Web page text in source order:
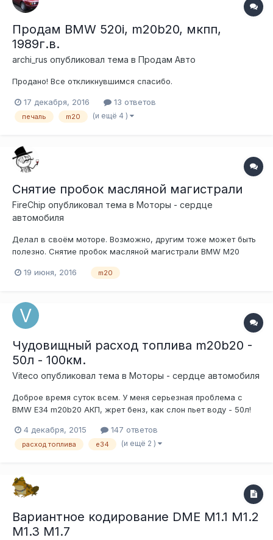
Продам BMW 520i, m20b20, мкпп,
1989г.в.
archi_rus опубликовал тема в Продам Авто
Продано! Все откликнувшимся спасибо.
17 декабря, 2016 13 ответов
печаль m20 (и ещё 4 )
Снятие пробок масляной магистрали
FireChip опубликовал тема в Моторы - сердце
автомобиля
Делал в своём моторе. Возможно, другим тоже может быть
полезно. Снятие пробок масляной магистрали BMW M20
(инструмент) Снятие пробок масляной магистрали BMW M20
19 июня, 2016 m20
Чудовищный расход топлива m20b20 -
50л - 100км.
Viteco опубликовал тема в Моторы - сердце автомобиля
Доброе время суток всем. У меня серьезная проблема с
BMW E34 m20b20 АКП, жрет бенз, как слон пьет воду - 50л!
лампочка. Диагностика не показала каких либо ошибок,
заменил бензофильтр расход еще увеличился, сейчас на
4 декабря, 2015 147 ответов
расход топлива e34 (и ещё 2 )
Вариантное кодирование DME M1.1 M1.2
M1.3 M1.7